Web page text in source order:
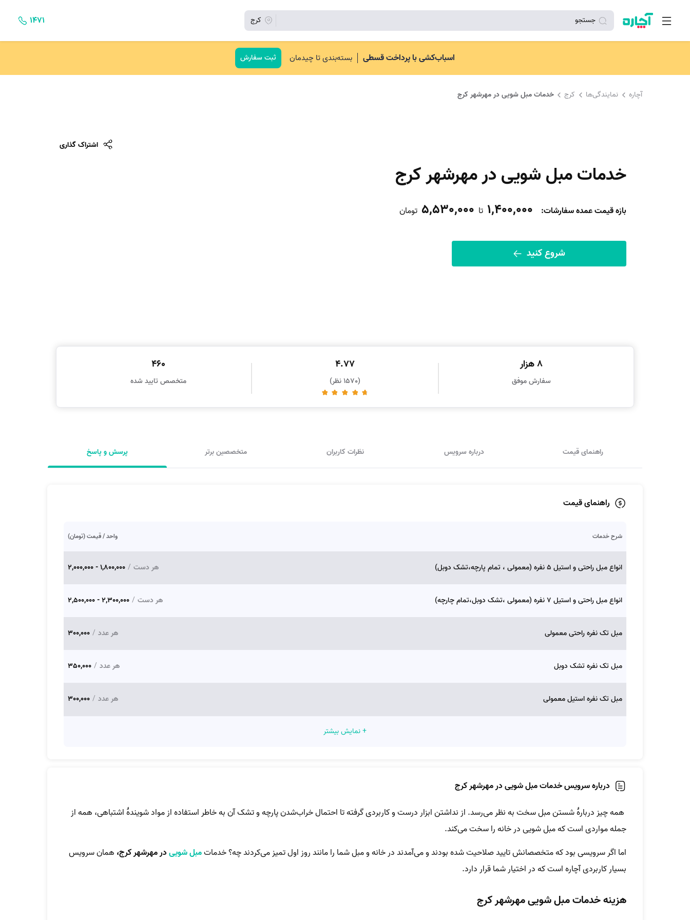
جستجو کرج ۱۴۷۱
اسباب‌کشی با پرداخت قسطی بسته‌بندی تا چیدمان ثبت سفارش
آچاره نمایندگی‌ها کرج خدمات مبل شویی در مهرشهر کرج
اشتراک گذاری
خدمات مبل شویی در مهرشهر کرج
بازه قیمت عمده سفارشات:
1,400,000 تا 5,530,000 تومان
شروع کنید
8 هزار
سفارش موفق
4.77
(1570 نظر)
460
متخصص تایید شده
راهنمای قیمت درباره سرویس نظرات کاربران متخصصین برتر پرسش و پاسخ
راهنمای قیمت
شرح خدمات واحد / قیمت (تومان)
انواع مبل راحتی و استیل 5 نفره (معمولی ، تمام پارچه،تشک دوبل) هر دست /
1,800,000 - 2,000,000
انواع مبل راحتی و استیل 7 نفره (معمولی ،تشک دوبل،تمام چارچه) هر دست /
2,300,000 - 2,500,000
مبل تک نفره راحتی معمولی هر عدد /
300,000
مبل تک نفره تشک دوبل هر عدد /
350,000
مبل تک نفره استیل معمولی هر عدد /
300,000
+ نمایش بیشتر
درباره سرویس خدمات مبل شویی در مهرشهر کرج
همه چیز دربارۀ شستن مبل سخت به نظر می‌رسد. از نداشتن ابزار درست و کاربردی گرفته تا احتمال خراب‌شدن پارچه و تشک آن به خاطر استفاده از مواد شویندۀ اشتباهی، همه از
جمله مواردی است که مبل شویی در خانه را سخت می‌کند.
اما اگر سرویسی بود که متخصصانش تایید صلاحیت شده بودند و می‌آمدند در خانه و مبل شما را مانند روز اول تمیز می‌کردند چه؟ خدماتمبل شوییدر مهرشهر کرج، همان سرویس
بسیار کاربردی آچاره است که در اختیار شما قرار دارد.
هزینه خدمات مبل شویی مهرشهر کرج